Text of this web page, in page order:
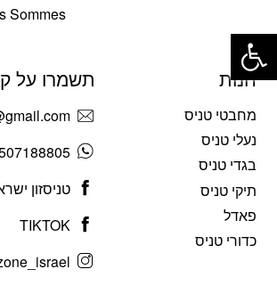
Sommes
חנות
מחבטי טניס
נעלי טניס
בגדי טניס
תיקי טניס
פאדל
כדורי טניס
תשמרו על
טניסזון
TIKTOK
פתח סרגל נגישות